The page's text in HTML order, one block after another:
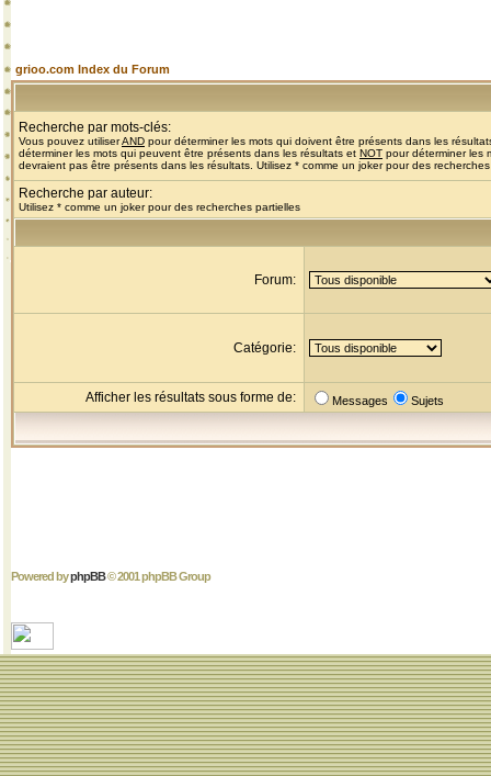
grioo.com Index du Forum
Recherche par mots-clés:
Vous pouvez utiliserAND pour déterminer les mots qui doivent être présents dans les
déterminer les mots qui peuvent être présents dans les résultats et NOT pour déterminer les
devraient pas être présents dans les résultats. Utilisez * comme un joker pour des
Recherche par auteur:
Utilisez * comme un joker pour des recherches partielles
Forum:
Catégorie:
Afficher les résultats sous forme de: Messages Sujets
Powered byphpBB© 2001 phpBB Group